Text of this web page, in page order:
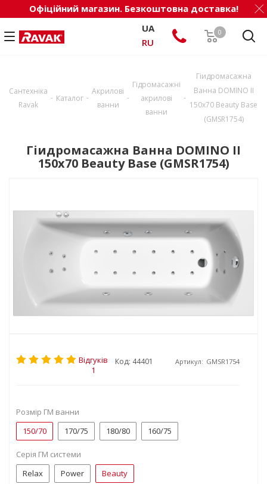
Офіційний магазин. Безкоштовна доставка!
0
UA
RU
Сантехніка
Ravak
- Каталог -
Акрилові
ванни
-
Гідромасажні
акрилові
ванни
-
Гіидромасажна
Ванна DOMINO II
150х70 Beauty Base
(GMSR1754)
Гіидромасажна Ванна DOMINO II
150х70 Beauty Base (GMSR1754)
Відгуків
1
Код: 44401 Артикул: GMSR1754
Розмір ГМ ванни
150/70
170/75 180/80 160/75
Серія ГМ системи
Relax
Power Beauty